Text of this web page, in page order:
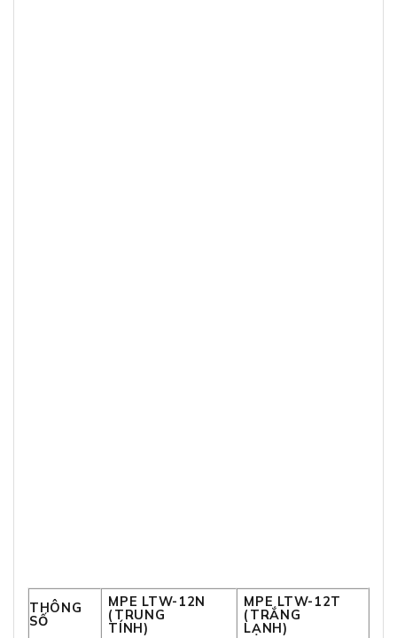
THÔNG
SỐ
MPE LTW-12N
(TRUNG
TÍNH)
MPE LTW-12T
(TRẮNG
LẠNH)